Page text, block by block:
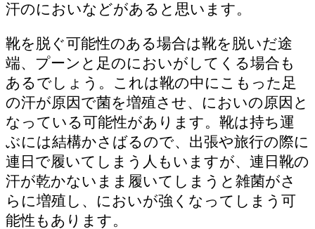
汗のにおいなどがあると思います。
靴を脱ぐ可能性のある場合は靴を脱いだ途
端、プーンと足のにおいがしてくる場合も
あるでしょう。これは靴の中にこもった足
の汗が原因で菌を増殖させ、においの原因と
なっている可能性があります。靴は持ち運
ぶには結構かさばるので、出張や旅行の際に
連日で履いてしまう人もいますが、連日靴の
汗が乾かないまま履いてしまうと雑菌がさ
らに増殖し、においが強くなってしまう可
能性もあります。